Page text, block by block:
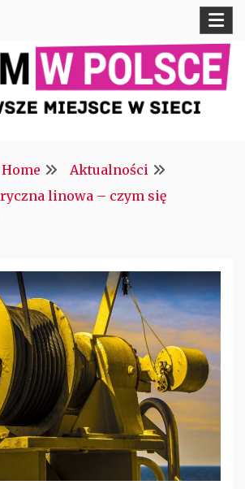
Home
Aktualności
linowa – czym się